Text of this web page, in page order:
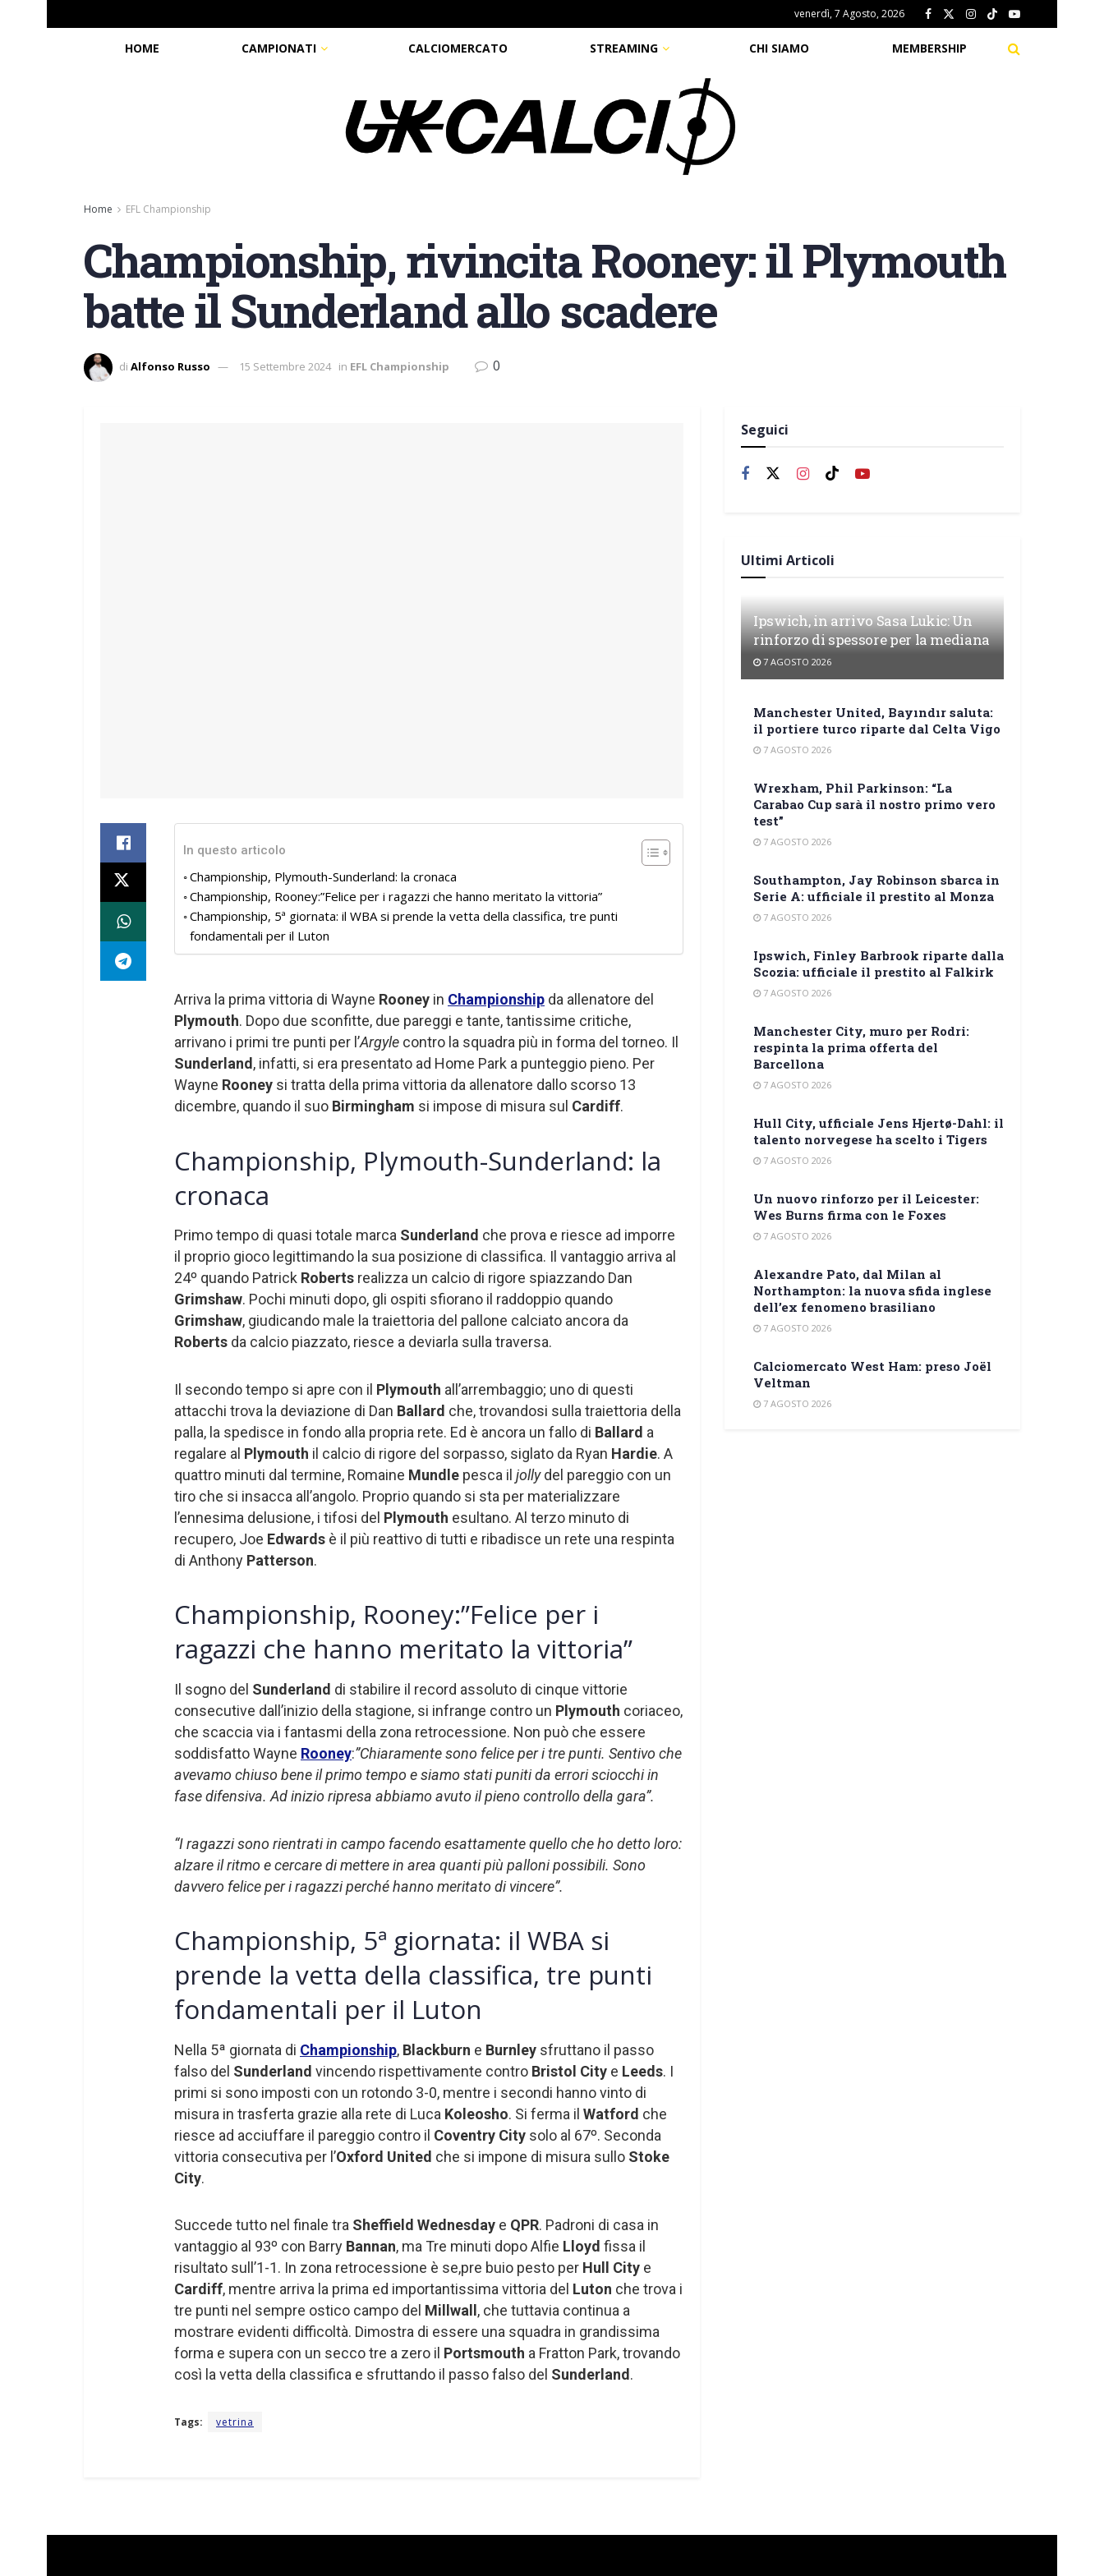
venerdì, 7 Agosto, 2026
HOME CAMPIONATI CALCIOMERCATO STREAMING CHI SIAMO MEMBERSHIP
Home EFL Championship
Championship, rivincita Rooney: il Plymouth
batte il Sunderland allo scadere
di Alfonso Russo 15 Settembre 2024 in EFL Championship 0
In questo articolo
Championship, Plymouth-Sunderland: la cronaca
Championship, Rooney:”Felice per i ragazzi che hanno meritato la vittoria”
Championship, 5ª giornata: il WBA si prende la vetta della classifica, tre punti
fondamentali per il Luton
Arriva la prima vittoria di Wayne Rooney in Championship da allenatore del
Plymouth. Dopo due sconfitte, due pareggi e tante, tantissime critiche,
arrivano i primi tre punti per l’Argyle contro la squadra più in forma del torneo. Il
Sunderland, infatti, si era presentato ad Home Park a punteggio pieno. Per
Wayne Rooney si tratta della prima vittoria da allenatore dallo scorso 13
dicembre, quando il suo Birmingham si impose di misura sul Cardiff.
Championship, Plymouth-Sunderland: la
cronaca
Primo tempo di quasi totale marca Sunderland che prova e riesce ad imporre
il proprio gioco legittimando la sua posizione di classifica. Il vantaggio arriva al
24º quando Patrick Roberts realizza un calcio di rigore spiazzando Dan
Grimshaw. Pochi minuti dopo, gli ospiti sfiorano il raddoppio quando
Grimshaw, giudicando male la traiettoria del pallone calciato ancora da
Roberts da calcio piazzato, riesce a deviarla sulla traversa.
Il secondo tempo si apre con il Plymouth all’arrembaggio; uno di questi
attacchi trova la deviazione di Dan Ballard che, trovandosi sulla traiettoria della
palla, la spedisce in fondo alla propria rete. Ed è ancora un fallo di Ballard a
regalare al Plymouth il calcio di rigore del sorpasso, siglato da Ryan Hardie. A
quattro minuti dal termine, Romaine Mundle pesca il jollydel pareggio con un
tiro che si insacca all’angolo. Proprio quando si sta per materializzare
l’ennesima delusione, i tifosi del Plymouth esultano. Al terzo minuto di
recupero, Joe Edwards è il più reattivo di tutti e ribadisce un rete una respinta
di Anthony Patterson.
Championship, Rooney:”Felice per i
ragazzi che hanno meritato la vittoria”
Il sogno del Sunderland di stabilire il record assoluto di cinque vittorie
consecutive dall’inizio della stagione, si infrange contro un Plymouth coriaceo,
che scaccia via i fantasmi della zona retrocessione. Non può che essere
soddisfatto Wayne Rooney:”Chiaramente sono felice per i tre punti. Sentivo che
avevamo chiuso bene il primo tempo e siamo stati puniti da errori sciocchi in
fase difensiva. Ad inizio ripresa abbiamo avuto il pieno controllo della gara”.
“I ragazzi sono rientrati in campo facendo esattamente quello che ho detto loro:
alzare il ritmo e cercare di mettere in area quanti più palloni possibili. Sono
davvero felice per i ragazzi perché hanno meritato di vincere”.
Championship, 5ª giornata: il WBA si
prende la vetta della classifica, tre punti
fondamentali per il Luton
Nella 5ª giornata di Championship, Blackburn e Burnley sfruttano il passo
falso del Sunderland vincendo rispettivamente contro Bristol City e Leeds. I
primi si sono imposti con un rotondo 3-0, mentre i secondi hanno vinto di
misura in trasferta grazie alla rete di Luca Koleosho. Si ferma il Watford che
riesce ad acciuffare il pareggio contro il Coventry City solo al 67º. Seconda
vittoria consecutiva per l’Oxford United che si impone di misura sullo Stoke
City.
Succede tutto nel finale tra Sheffield Wednesday e QPR. Padroni di casa in
vantaggio al 93º con Barry Bannan, ma Tre minuti dopo Alfie Lloyd fissa il
risultato sull’1-1. In zona retrocessione è se,pre buio pesto per Hull City e
Cardiff, mentre arriva la prima ed importantissima vittoria del Luton che trova i
tre punti nel sempre ostico campo del Millwall , che tuttavia continua a
mostrare evidenti difficoltà. Dimostra di essere una squadra in grandissima
forma e supera con un secco tre a zero il Portsmouth a Fratton Park, trovando
così la vetta della classifica e sfruttando il passo falso del Sunderland .
Tags: vetrina
Seguici
Ultimi Articoli
Ipswich, in arrivo Sasa Lukic: Un
rinforzo di spessore per la mediana
7 AGOSTO 2026
Manchester United, Bayındır saluta:
il portiere turco riparte dal Celta Vigo
7 AGOSTO 2026
Wrexham, Phil Parkinson: “La
Carabao Cup sarà il nostro primo vero
test”
7 AGOSTO 2026
Southampton, Jay Robinson sbarca in
Serie A: ufficiale il prestito al Monza
7 AGOSTO 2026
Ipswich, Finley Barbrook riparte dalla
Scozia: ufficiale il prestito al Falkirk
7 AGOSTO 2026
Manchester City, muro per Rodri:
respinta la prima offerta del
Barcellona
7 AGOSTO 2026
Hull City, ufficiale Jens Hjertø-Dahl: il
talento norvegese ha scelto i Tigers
7 AGOSTO 2026
Un nuovo rinforzo per il Leicester:
Wes Burns firma con le Foxes
7 AGOSTO 2026
Alexandre Pato, dal Milan al
Northampton: la nuova sfida inglese
dell’ex fenomeno brasiliano
7 AGOSTO 2026
Calciomercato West Ham: preso Joël
Veltman
7 AGOSTO 2026